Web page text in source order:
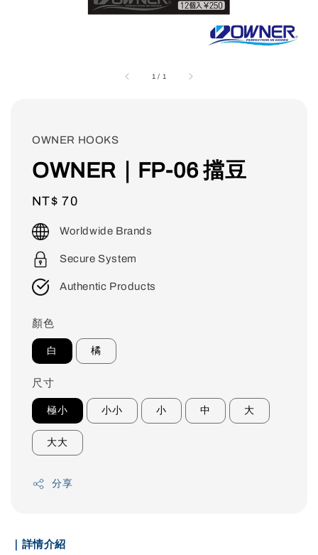
1 / 1
OWNER HOOKS
OWNER｜FP-06 擋豆
Regular
price
NT$ 70
Worldwide Brands
Secure System
Authentic Products
顏色
白 橘
尺寸
極小 小小 小 中 大
大大
分享
｜詳情介紹